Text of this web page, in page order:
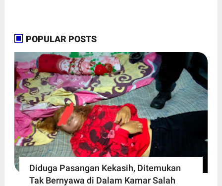
POPULAR POSTS
Diduga Pasangan Kekasih, Ditemukan
Tak Bernyawa di Dalam Kamar Salah